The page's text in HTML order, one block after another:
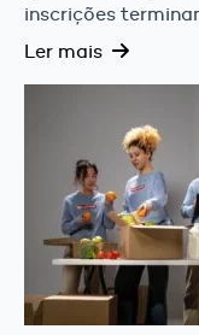
inscrições
Ler mais